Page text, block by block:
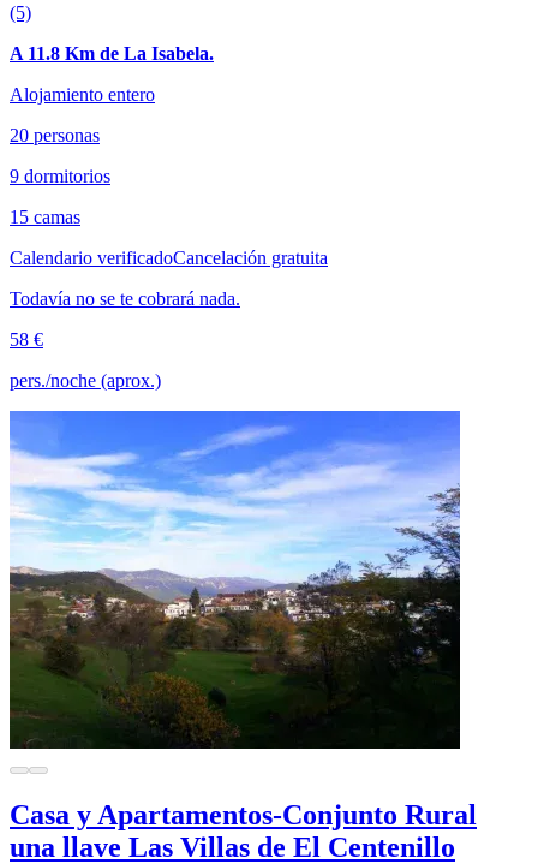
(5)
A 11.8 Km de La Isabela.
Alojamiento entero
20 personas
9 dormitorios
15 camas
Calendario verificadoCancelación gratuita
Todavía no se te cobrará nada.
58 €
pers./noche (aprox.)
Casa y Apartamentos-Conjunto Rural
una llave Las Villas de El Centenillo